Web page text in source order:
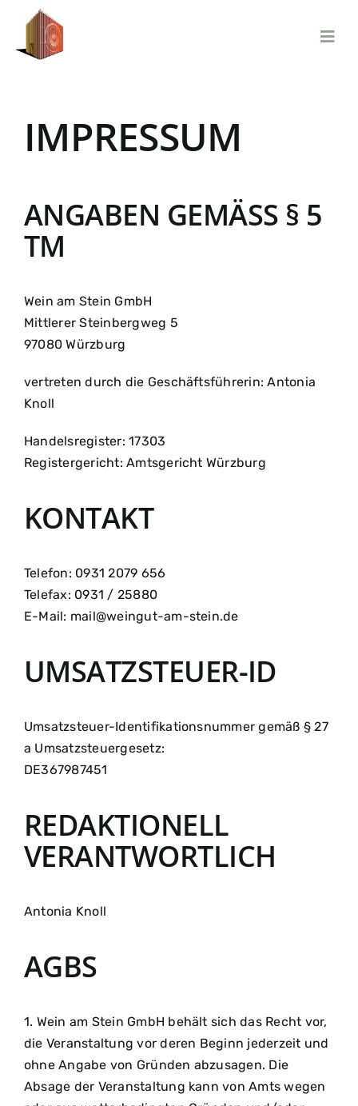
springen
IMPRESSUM
ANGABEN GEMÄSS § 5
TM
Wein am Stein GmbH
Mittlerer Steinbergweg 5
97080 Würzburg
vertreten durch die Geschäftsführerin: Antonia
Knoll
Handelsregister: 17303
Registergericht: Amtsgericht Würzburg
KONTAKT
Telefon: 0931 2079 656
Telefax: 0931 / 25880
E-Mail: mail@weingut-am-stein.de
UMSATZSTEUER-ID
Umsatzsteuer-Identifikationsnummer gemäß § 27
a Umsatzsteuergesetz:
DE367987451
REDAKTIONELL
VERANTWORTLICH
Antonia Knoll
AGBS
1. Wein am Stein GmbH behält sich das Recht vor,
die Veranstaltung vor deren Beginn jederzeit und
ohne Angabe von Gründen abzusagen. Die
Absage der Veranstaltung kann von Amts wegen